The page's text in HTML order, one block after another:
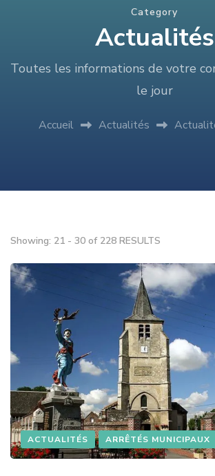
Category
Actualités
Toutes les informations de votre
le jour
Accueil Actualités
Showing: 21 - 30 of 228 RESULTS
ACTUALITÉS ARRÊTÉS MUNICIPAUX